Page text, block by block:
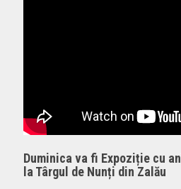
Duminica va fi Expoziție cu
la Târgul de Nunți din Zalău